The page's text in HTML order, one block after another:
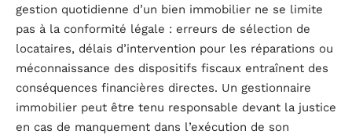
gestion quotidienne d’un bien immobilier ne se limite
pas à la conformité légale : erreurs de sélection de
locataires, délais d’intervention pour les réparations ou
méconnaissance des dispositifs fiscaux entraînent des
conséquences financières directes. Un gestionnaire
immobilier peut être tenu responsable devant la justice
en cas de manquement dans l’exécution de son